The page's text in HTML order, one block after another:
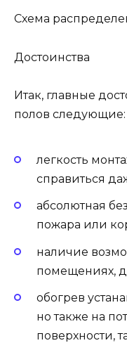
Схема
Достоинства
Итак, главные
полов следующие:
легкость
справиться
абсолютная
пожара или
наличие
помещениях,
обогрев
но также на
поверхности,